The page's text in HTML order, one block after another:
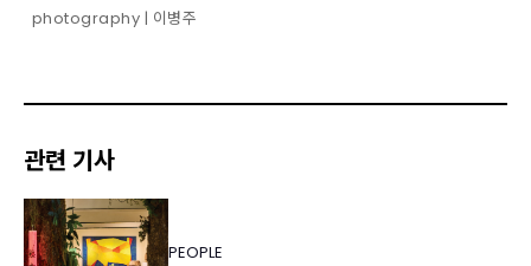
photography | 이병주
관련 기사
PEOPLE